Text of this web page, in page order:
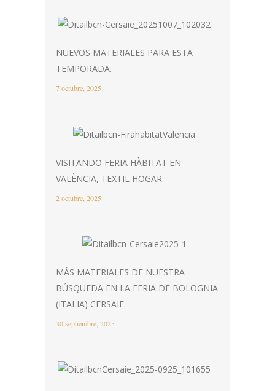
NUEVOS MATERIALES PARA ESTA
TEMPORADA.
7 octubre, 2025
VISITANDO FERIA HÀBITAT EN
VALÈNCIA, TEXTIL HOGAR.
2 octubre, 2025
MÁS MATERIALES DE NUESTRA
BÚSQUEDA EN LA FERIA DE BOLOGNIA
(ITALIA) CERSAIE.
30 septiembre, 2025